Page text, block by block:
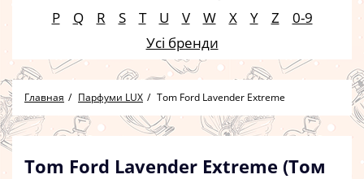
P
Q R S T U V W X Y Z
0-9
Усі бренди
Главная Парфуми LUX Tom Ford Lavender Extreme
Tom Ford Lavender Extreme (Том